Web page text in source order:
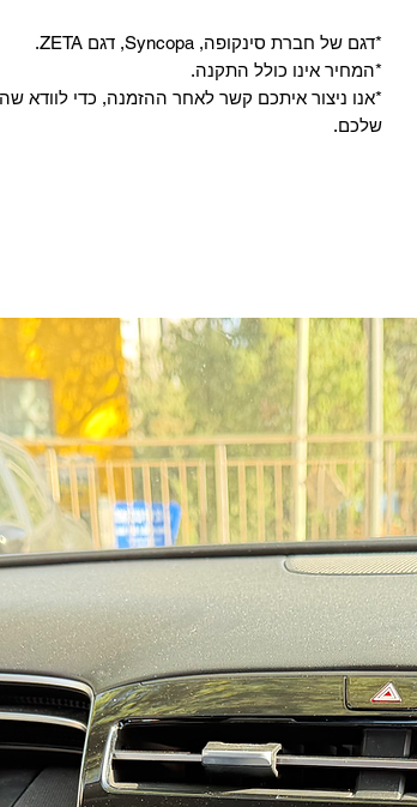
*דגם של חברת סינקופה, Syncopa, דגם ZETA.
*המחיר אינו כולל התקנה.
*אנו ניצור איתכם קשר לאחר ההזמנה, כדי לוודא
שלכם.